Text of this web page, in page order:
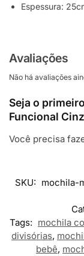
Espessura:
Avaliações
Não há avaliações
Seja o
Funcional
Você precisa
SKU: mochila-
Tags: mochila
divisórias,
bebê,